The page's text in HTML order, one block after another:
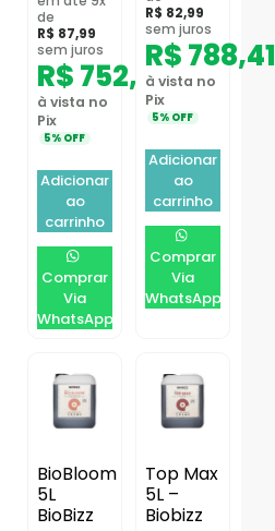
de
R$ 87,99
sem juros
R$752,31
à vista no
Pix
5% OFF
Adicionar
ao
carrinho
Comprar
Via
WhatsApp
R$ 82,99
sem juros
R$788,41
à vista no
Pix
5% OFF
Adicionar
ao
carrinho
Comprar
Via
WhatsApp
BioBloom
5L
BioBizz
Top Max
5L –
Biobizz